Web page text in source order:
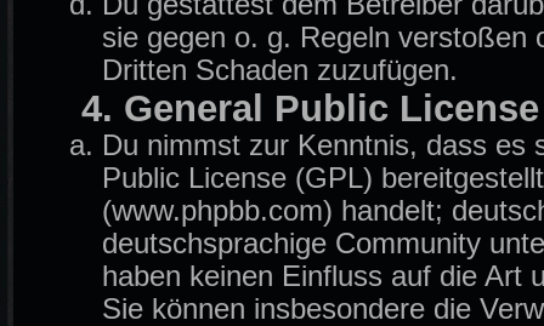
sie gegen o. g. Regeln verstoßen
Dritten Schaden zuzufügen.
4. General Public License
Du nimmst zur Kenntnis, dass es
Public License (GPL)
(www.phpbb.com) handelt;
deutschsprachige Community
haben keinen Einfluss auf die Art
Sie können insbesondere die